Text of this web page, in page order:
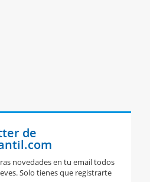
de
novedades en tu email todos
Solo tienes que registrarte